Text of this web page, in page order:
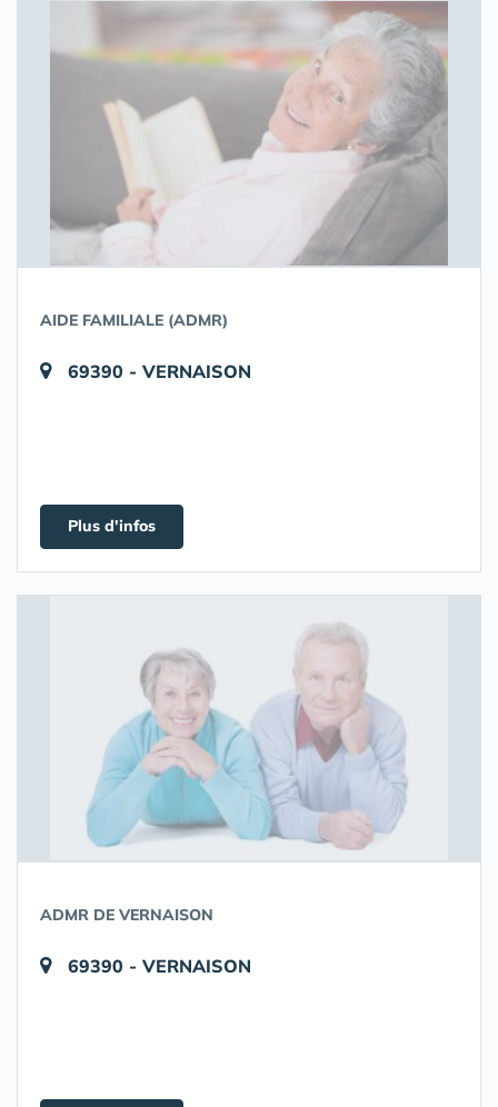
AIDE FAMILIALE (ADMR)
69390 - VERNAISON
Plus d'infos
ADMR DE VERNAISON
69390 - VERNAISON